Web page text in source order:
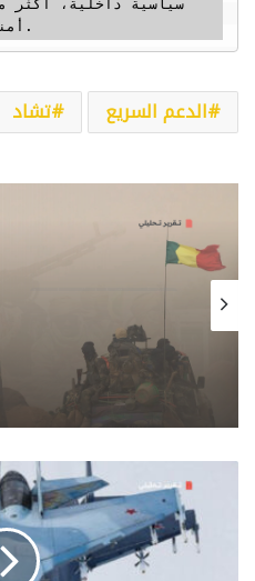
أمني شامل يهدد بقاء الدولة.
الدعم السريع تشاد
هجمات مالي المنسقة
تحوّل ميداني حاد
كيدال
إثيوبيا
أسطولها